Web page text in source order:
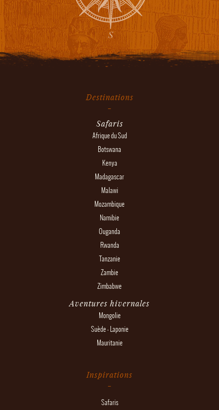
Destinations
Safaris
Afrique du Sud
Botswana
Kenya
Madagascar
Malawi
Mozambique
Namibie
Ouganda
Rwanda
Tanzanie
Zambie
Zimbabwe
Aventures hivernales
Mongolie
Suède - Laponie
Mauritanie
Inspirations
Safaris